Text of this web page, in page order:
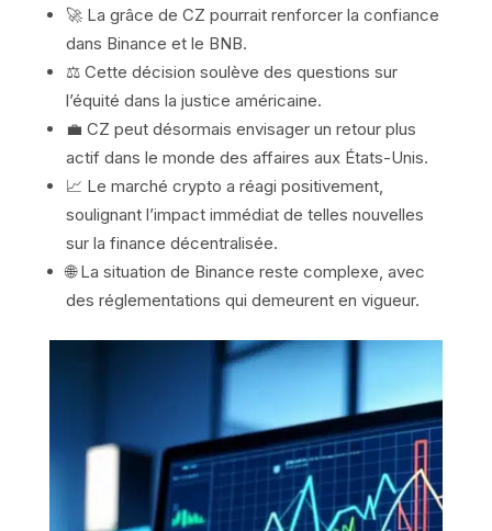
🚀 La grâce de CZ pourrait renforcer la confiance
dans Binance et le BNB.
⚖️ Cette décision soulève des questions sur
l’équité dans la justice américaine.
💼 CZ peut désormais envisager un retour plus
actif dans le monde des affaires aux États-Unis.
📈 Le marché crypto a réagi positivement,
soulignant l’impact immédiat de telles nouvelles
sur la finance décentralisée.
🌐 La situation de Binance reste complexe, avec
des réglementations qui demeurent en vigueur.